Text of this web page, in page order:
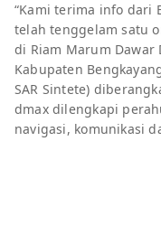
“Kami terima info dari
telah tenggelam satu
di Riam Marum Dawar
Kabupaten
SAR Sintete)
dmax dilengkapi
navigasi, komunikasi